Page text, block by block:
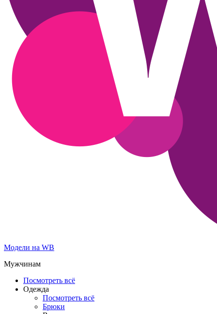
Модели на WB
Мужчинам
Посмотреть всё
Одежда
Посмотреть всё
Брюки